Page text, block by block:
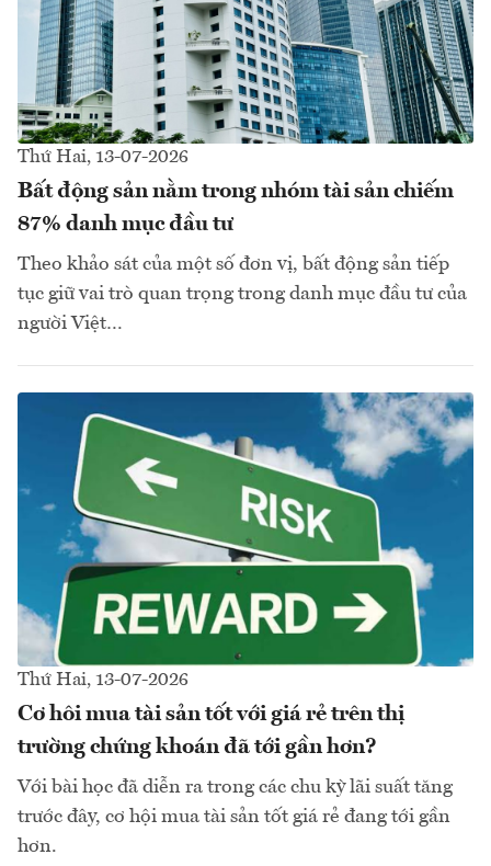
Thứ Hai, 13-07-2026
Bất động sản nằm trong nhóm tài sản chiếm
87% danh mục đầu tư
Theo khảo sát của một số đơn vị, bất động sản tiếp
tục giữ vai trò quan trọng trong danh mục đầu tư của
người Việt…
Thứ Hai, 13-07-2026
Cơ hôi mua tài sản tốt với giá rẻ trên thị
trường chứng khoán đã tới gần hơn?
Với bài học đã diễn ra trong các chu kỳ lãi suất tăng
trước đây, cơ hội mua tài sản tốt giá rẻ đang tới gần
hơn.